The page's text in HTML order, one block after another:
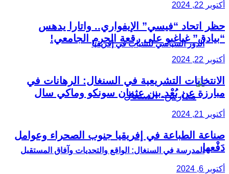
الدور السياسي للشباب في إفريقيا
المدرسة في السنغال: الواقع والتحديات وآفاق المستقبل
أكتوبر 22, 2024
حظر اتحاد “فيسي” الإيفواري.. واتارا يدهس
“بيادق” غباغبو على رقعة الحرم الجامعي!
أكتوبر 22, 2024
الانتخابات التشريعية في السنغال: الرهانات في
مبارزة عن بُعْد بين عثمان سونكو وماكي سال
أكتوبر 21, 2024
صناعة الطباعة في إفريقيا جنوب الصحراء وعوامل
دَفْعها
أكتوبر 6, 2024